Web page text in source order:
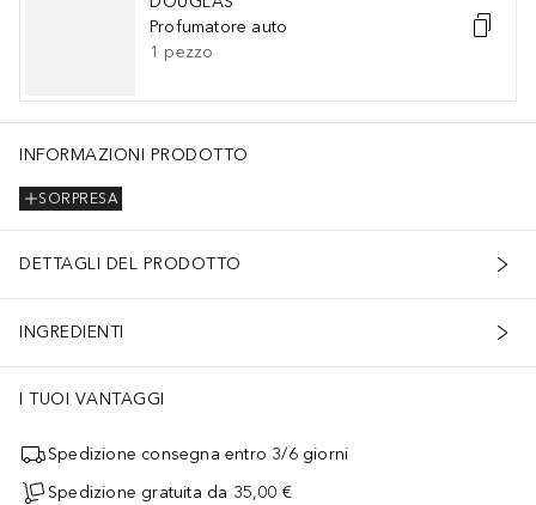
Profumatore auto
1 pezzo
INFORMAZIONI PRODOTTO
SORPRESA
DETTAGLI DEL PRODOTTO
INGREDIENTI
I TUOI VANTAGGI
Spedizione consegna entro 3/6 giorni
Spedizione gratuita da 35,00 €